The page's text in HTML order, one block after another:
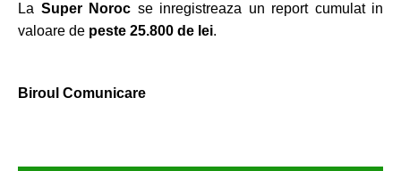
La Super Noroc se inregistreaza un report cumulat in
valoare de peste 25.800 de lei.
Biroul Comunicare